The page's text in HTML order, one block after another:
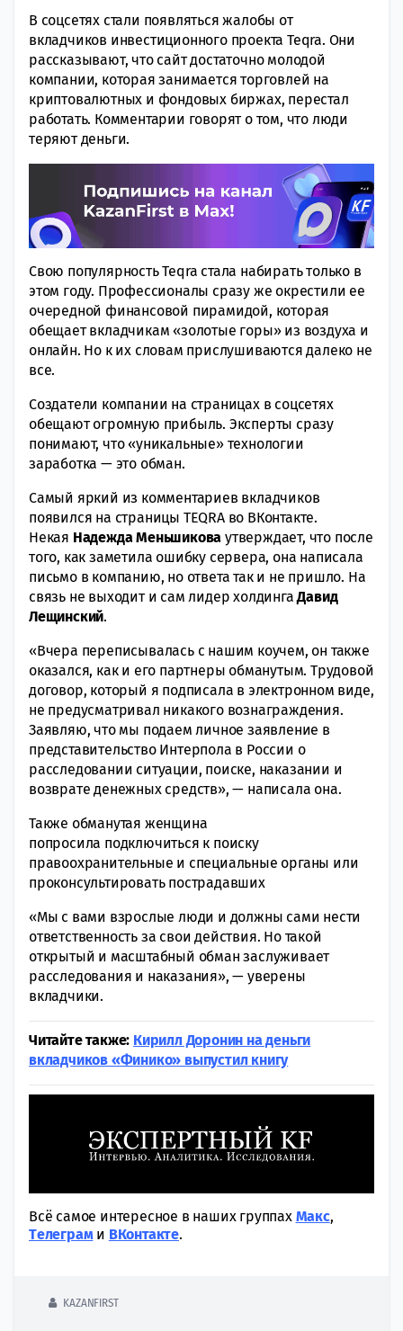
В соцсетях стали появляться жалобы от
вкладчиков инвестиционного проекта Teqra. Они
рассказывают, что сайт достаточно молодой
компании, которая занимается торговлей на
криптовалютных и фондовых биржах, перестал
работать. Комментарии говорят о том, что люди
теряют деньги.
Свою популярность Teqra стала набирать только в
этом году. Профессионалы сразу же окрестили ее
очередной финансовой пирамидой, которая
обещает вкладчикам «золотые горы» из воздуха и
онлайн. Но к их словам прислушиваются далеко не
все.
Создатели компании на страницах в соцсетях
обещают огромную прибыль. Эксперты сразу
понимают, что «уникальные» технологии
заработка — это обман.
Самый яркий из комментариев вкладчиков
появился на страницы TEQRA во ВКонтакте.
Некая Надежда Меньшикова утверждает, что после
того, как заметила ошибку сервера, она написала
письмо в компанию, но ответа так и не пришло. На
связь не выходит и сам лидер холдингаДавид
Лещинский.
«Вчера переписывалась с нашим коучем, он также
оказался, как и его партнеры обманутым. Трудовой
договор, который я подписала в электронном виде,
не предусматривал никакого вознаграждения.
Заявляю, что мы подаем личное заявление в
представительство Интерпола в России о
расследовании ситуации, поиске, наказании и
возврате денежных средств», — написала она.
Также обманутая женщина
попросила подключиться к поиску
правоохранительные и специальные органы или
проконсультировать пострадавших
«Мы с вами взрослые люди и должны сами нести
ответственность за свои действия. Но такой
открытый и масштабный обман заслуживает
расследования и наказания», — уверены
вкладчики.
Читайте также: Кирилл Доронин на деньги
вкладчиков «Финико» выпустил книгу
Всё самое интересное в наших группах Макс,
Tелеграми ВКонтакте.
KAZANFIRST